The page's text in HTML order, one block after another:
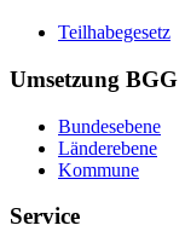
Teilhabegesetz
Umsetzung BGG
Bundesebene
Länderebene
Kommune
Service